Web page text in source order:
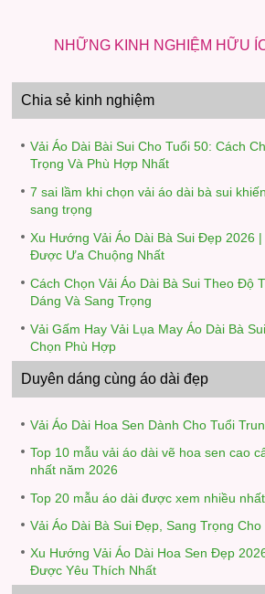
NHỮNG KINH NGHIỆM HỮU
Chia sẻ kinh nghiệm
Vải Áo Dài Bài Sui Cho Tuổi 50: Cách
Trọng Và Phù Hợp Nhất
7 sai lầm khi chọn vải áo dài bà sui
sang trọng
Xu Hướng Vải Áo Dài Bà Sui Đẹp 2026
Được Ưa Chuộng Nhất
Cách Chọn Vải Áo Dài Bà Sui Theo Độ
Dáng Và Sang Trọng
Vải Gấm Hay Vải Lụa May Áo Dài Bà
Chọn Phù Hợp
Duyên dáng cùng áo dài đẹp
Vải Áo Dài Hoa Sen Dành Cho Tuổi
Top 10 mẫu vải áo dài vẽ hoa sen cao
nhất năm 2026
Top 20 mẫu áo dài được xem nhiều
Vải Áo Dài Bà Sui Đẹp, Sang Trọng
Xu Hướng Vải Áo Dài Hoa Sen Đẹp
Được Yêu Thích Nhất